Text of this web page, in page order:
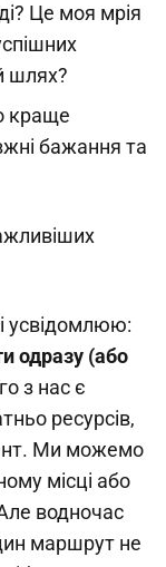
Це моя мрія
шлях?
краще
бажання та
усвідомлюю:
одразу (або
з нас є
ресурсів,
Ми можемо
місці або
водночас
маршрут не